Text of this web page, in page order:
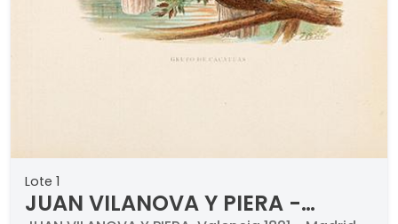
Lote 1
JUAN VILANOVA Y PIERA -